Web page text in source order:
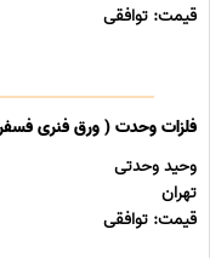
قیمت: توافقی
فلزات وحدت ( ورق فنری
وحید وحدتی
تهران
قیمت: توافقی